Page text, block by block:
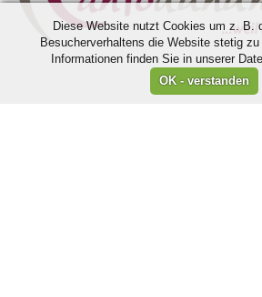
Diese Website nutzt Cookies um z. B.
Besucherverhaltens die Website stetig
Informationen finden Sie in unserer